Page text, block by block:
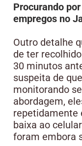
Procurando
empregos no
Outro detalhe
de ter
30 minutos
suspeita de
monitorando
abordagem,
repetidamente
baixa ao
foram embora